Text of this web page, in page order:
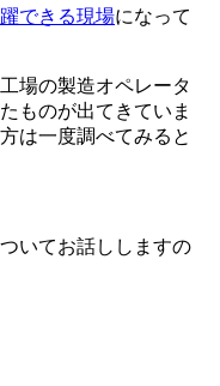
できる現場になって
場の製造オペレータ
ものが出てきていま
は一度調べてみると
いてお話ししますの